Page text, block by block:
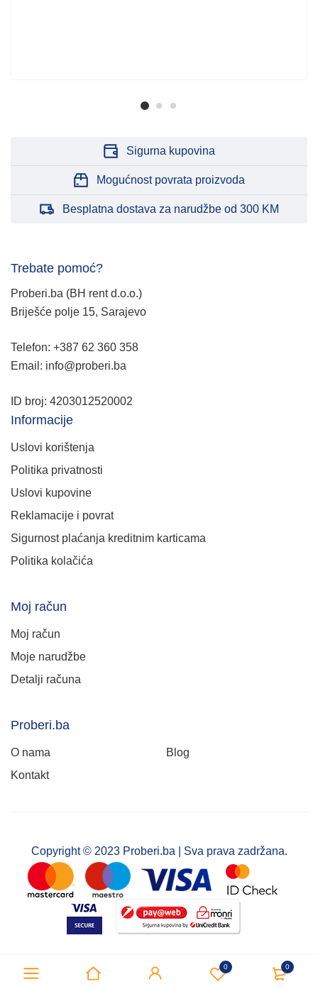
0 0
Sigurna kupovina
Mogućnost povrata proizvoda
Besplatna dostava za narudžbe od 300 KM
Trebate pomoć?
Proberi.ba (BH rent d.o.o.)
Briješće polje 15, Sarajevo
Telefon: +387 62 360 358
Email: info@proberi.ba
ID broj: 4203012520002
Informacije
Uslovi korištenja
Politika privatnosti
Uslovi kupovine
Reklamacije i povrat
Sigurnost plaćanja kreditnim karticama
Politika kolačića
Moj račun
Moj račun
Moje narudžbe
Detalji računa
Proberi.ba
O nama
Blog
Kontakt
Copyright © 2023 Proberi.ba | Sva prava zadržana.